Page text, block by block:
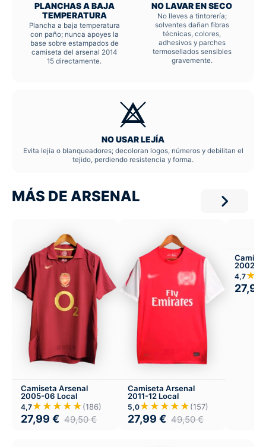
PLANCHAS A BAJA
TEMPERATURA
Plancha a baja temperatura
con paño; nunca apoyes la
base sobre estampados de
camiseta del arsenal 2014
15 directamente.
NO LAVAR EN SECO
No lleves a tintorería;
solventes dañan fibras
técnicas, colores,
adhesivos y parches
termosellados sensibles
gravemente.
NO USAR LEJÍA
Evita lejía o blanqueadores; decoloran logos, números y debilitan el
tejido, perdiendo resistencia y forma.
MÁS DE ARSENAL
Camiseta Arsenal
2005-06 Local
4,7★★★★★(186)
27,99 € 49,50€
Camiseta Arsenal
2011-12 Local
5,0★★★★★(157)
27,99 € 49,50€
2002-
4,7
27,99